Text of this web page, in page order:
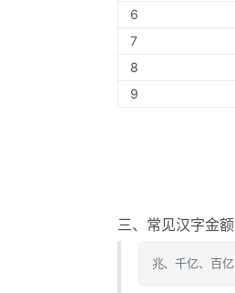
6
7
8
9
三、常见汉字金
兆、千亿、百